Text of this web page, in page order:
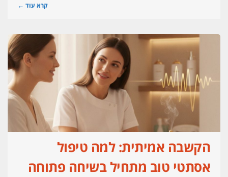
קרא עוד ←
הקשבה אמיתית: למה טיפול
אסתטי טוב מתחיל בשיחה פתוחה